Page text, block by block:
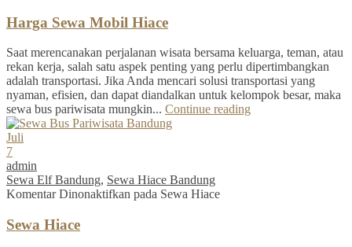
Harga Sewa Mobil Hiace
Saat merencanakan perjalanan wisata bersama keluarga, teman, atau
rekan kerja, salah satu aspek penting yang perlu dipertimbangkan
adalah transportasi. Jika Anda mencari solusi transportasi yang
nyaman, efisien, dan dapat diandalkan untuk kelompok besar, maka
sewa bus pariwisata mungkin... Continue reading
Juli
7
admin
Sewa Elf Bandung, Sewa Hiace Bandung
Komentar Dinonaktifkan pada Sewa Hiace
Sewa Hiace